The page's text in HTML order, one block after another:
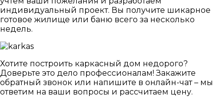
индивидуальный проект. Вы получите шикарное
готовое жилище или баню всего за несколько
недель.
Хотите построить каркасный дом недорого?
Доверьте это дело профессионалам! Закажите
обратный звонок или напишите в онлайн-чат – мы
ответим на ваши вопросы и рассчитаем цену.